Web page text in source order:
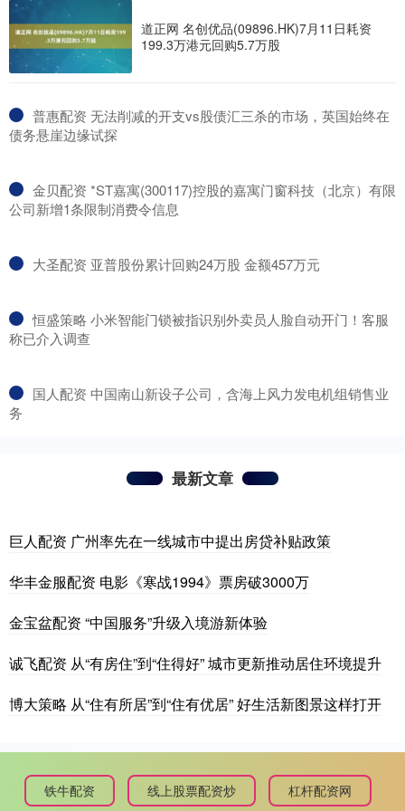
道正网 名创优品(09896.HK)7月11日耗资
199.3万港元回购5.7万股
​普惠配资 无法削减的开支vs股债汇三杀的市场，英国始终在
债务悬崖边缘试探
​金贝配资 *ST嘉寓(300117)控股的嘉寓门窗科技（北京）有限
公司新增1条限制消费令信息
​大圣配资 亚普股份累计回购24万股 金额457万元
​恒盛策略 小米智能门锁被指识别外卖员人脸自动开门！客服
称已介入调查
​国人配资 中国南山新设子公司，含海上风力发电机组销售业
务
最新文章
巨人配资 广州率先在一线城市中提出房贷补贴政策
华丰金服配资 电影《寒战1994》票房破3000万
金宝盆配资 “中国服务”升级入境游新体验
诚飞配资 从“有房住”到“住得好” 城市更新推动居住环境提升
博大策略 从“住有所居”到“住有优居” 好生活新图景这样打开
铁牛配资 线上股票配资炒 杠杆配资网